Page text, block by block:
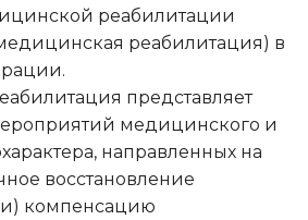
реабилитации
реабилитация) в
представляет
медицинского и
направленных на
восстановление
компенсацию